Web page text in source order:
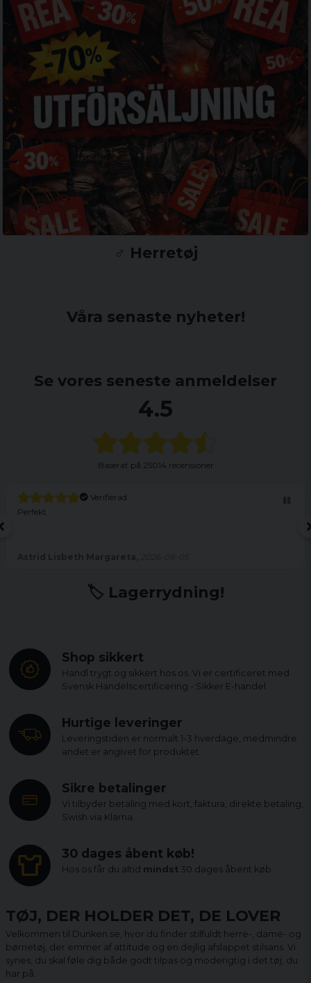
♂️ Herretøj
Våra senaste nyheter!
Se vores seneste anmeldelser
4.5
Baserat på 25014 recensioner
Verifierad
Perfekt
🏷️ Lagerrydning!
Shop sikkert
Handl trygt og sikkert hos os. Vi er certificeret med
Svensk Handelscertificering - Sikker E-handel.
Hurtige leveringer
Leveringstiden er normalt 1-3 hverdage, medmindre
andet er angivet for produktet.
Sikre betalinger
Vi tilbyder betaling med kort, faktura, direkte betaling,
Swish via Klarna.
30 dages åbent køb!
Hos os får du altid mindst 30 dages åbent køb.
TØJ, DER HOLDER DET, DE LOVER
Velkommen til Dunken.se, hvor du finder stilfuldt herre-, dame- og
børnetøj, der emmer af attitude og en dejlig afslappet stilsans. Vi
synes, du skal føle dig både godt tilpas og moderigtig i det tøj, du
har på.